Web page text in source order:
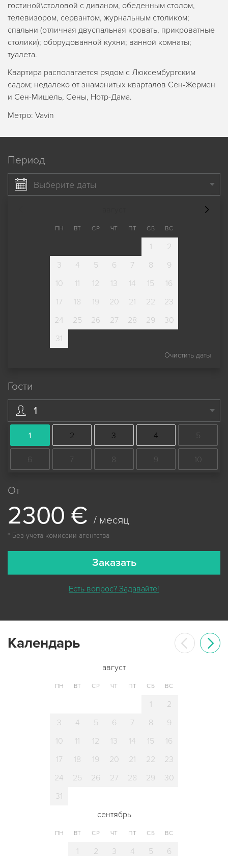
гостиной\столовой с диваном, обеденным столом,
телевизором, сервантом, журнальным столиком;
спальни (отличная двуспальная кровать, прикроватные
столики); оборудованной кухни; ванной комнаты;
туалета.
Квартира располагается рядом с Люксембургским
садом; недалеко от знаменитых кварталов Сен-Жермен
и Сен-Мишель, Сены, Нотр-Дама.
Метро: Vavin
Период
Выберите даты
ПН ВТ СР ЧТ ПТ СБ ВС
1
2
3
4 5 6 7 8
9
10
11 12 13 14 15
16
17
18 19 20 21 22
23
24
25 26 27 28 29
30
31
Очистить даты
Гости
1
1 2 3 4 5
6 7 8 9 10
От
2300 € / месяц
* Без учета комиссии агентства
Заказать
Есть вопрос? Задавайте!
Календарь
август
ПН ВТ СР ЧТ ПТ СБ ВС
1
2
3
4 5 6 7 8
9
10
11 12 13 14 15
16
17
18 19 20 21 22
23
24
25 26 27 28 29
30
31
сентябрь
ПН ВТ СР ЧТ ПТ СБ ВС
1 2 3 4 5 6